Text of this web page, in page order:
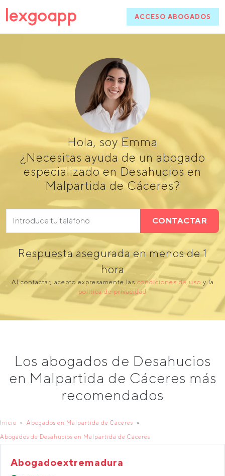
ACCESO ABOGADOS
Hola, soy Emma
¿Necesitas ayuda de un abogado
especializado en Desahucios en
Malpartida de Cáceres?
CONTACTAR
Respuesta asegurada en menos de 1
hora
Al contactar, acepto expresamente las condiciones de uso y la
política de privacidad
Los abogados de Desahucios
en Malpartida de Cáceres más
recomendados
Inicio Abogados en Malpartida de Cáceres
Abogados de Desahucios en Malpartida de Cáceres
Abogadoextremadura